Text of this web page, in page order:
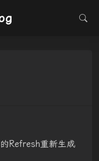
Refresh重新生成